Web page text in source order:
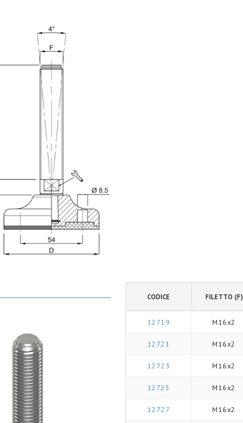
CODICE FILETTO (F)
12719 M16x2
12721 M16x2
12723 M16x2
12725 M16x2
12727 M16x2